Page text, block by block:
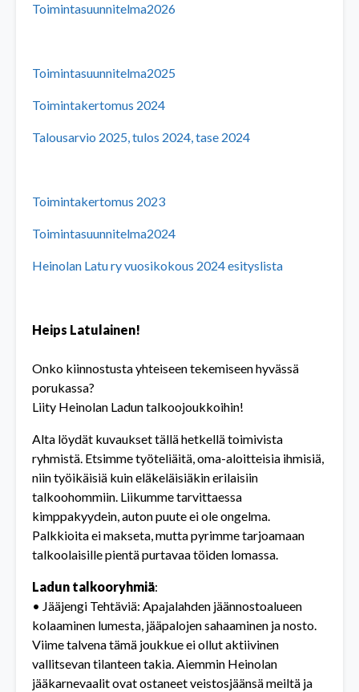
Toimintasuunnitelma2026
Toimintasuunnitelma2025
Toimintakertomus 2024
Talousarvio 2025, tulos 2024, tase 2024
Toimintakertomus 2023
Toimintasuunnitelma2024
Heinolan Latu ry vuosikokous 2024 esityslista
Heips Latulainen!
Onko kiinnostusta yhteiseen tekemiseen hyvässä
porukassa?
Liity Heinolan Ladun talkoojoukkoihin!
Alta löydät kuvaukset tällä hetkellä toimivista
ryhmistä. Etsimme työteliäitä, oma-aloitteisia ihmisiä,
niin työikäisiä kuin eläkeläisiäkin erilaisiin
talkoohommiin. Liikumme tarvittaessa
kimppakyydein, auton puute ei ole ongelma.
Palkkioita ei makseta, mutta pyrimme tarjoamaan
talkoolaisille pientä purtavaa töiden lomassa.
Ladun talkooryhmiä:
• Jääjengi Tehtäviä: Apajalahden jäännostoalueen
kolaaminen lumesta, jääpalojen sahaaminen ja nosto.
Viime talvena tämä joukkue ei ollut aktiivinen
vallitsevan tilanteen takia. Aiemmin Heinolan
jääkarnevaalit ovat ostaneet veistosjäänsä meiltä ja